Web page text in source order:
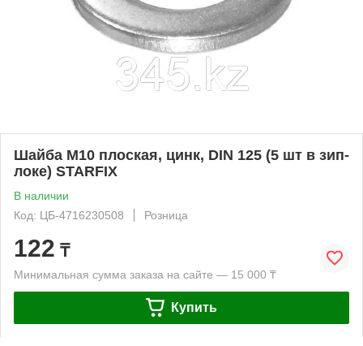
Шайба М10 плоская, цинк, DIN 125 (5 шт в зип-
локе) STARFIX
В наличии
Код: ЦБ-4716230508
Розница
122 ₸
Минимальная сумма заказа на сайте — 15 000 ₸
Купить